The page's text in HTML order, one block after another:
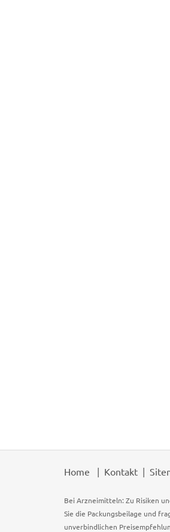
Home Kontakt
Bei Arzneimitteln: Zu Risiken
Sie die Packungsbeilage und
unverbindlichen